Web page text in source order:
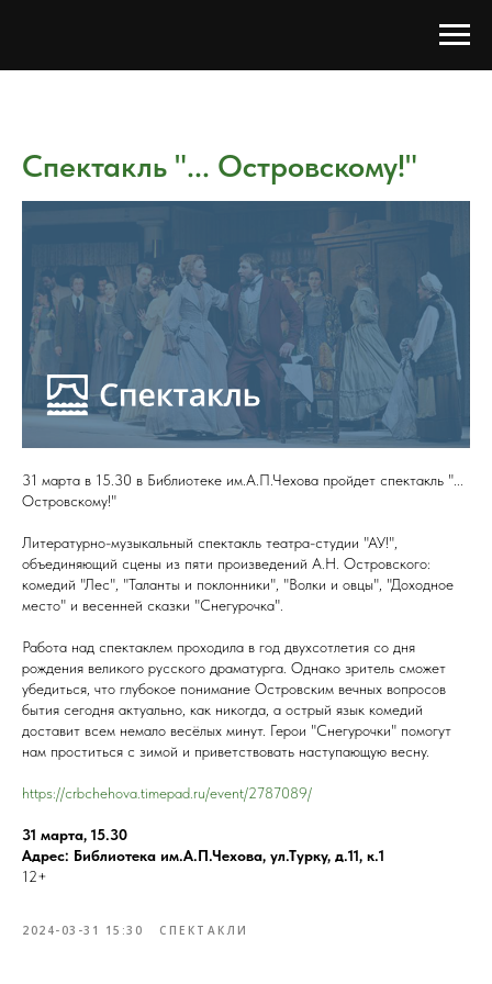
Спектакль "... Островскому!"
31 марта в 15.30 в Библиотеке им.А.П.Чехова пройдет спектакль "...
Островскому!"
Литературно-музыкальный спектакль театра-студии "АУ!",
объединяющий сцены из пяти произведений А.Н. Островского:
комедий "Лес", "Таланты и поклонники", "Волки и овцы", "Доходное
место" и весенней сказки "Снегурочка".
Работа над спектаклем проходила в год двухсотлетия со дня
рождения великого русского драматурга. Однако зритель сможет
убедиться, что глубокое понимание Островским вечных вопросов
бытия сегодня актуально, как никогда, а острый язык комедий
доставит всем немало весёлых минут. Герои "Снегурочки" помогут
нам проститься с зимой и приветствовать наступающую весну.
https://crbchehova.timepad.ru/event/2787089/
31 марта, 15.30
Адрес: Библиотека им.А.П.Чехова, ул.Турку, д.11, к.1
12+
2024-03-31 15:30 СПЕКТАКЛИ